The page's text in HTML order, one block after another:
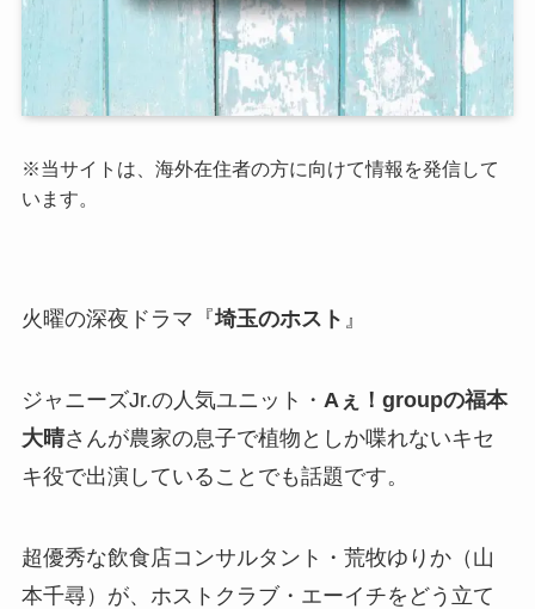
※当サイトは、海外在住者の方に向けて情報を発信して
います。
火曜の深夜ドラマ『埼玉のホスト 』
ジャニーズJr.の人気ユニット・ Aぇ！groupの福本
大晴さんが農家の息子で植物としか喋れないキセ
キ役で出演していることでも話題です。
超優秀な飲食店コンサルタント・荒牧ゆりか（山
本千尋）が、ホストクラブ・エーイチをどう立て